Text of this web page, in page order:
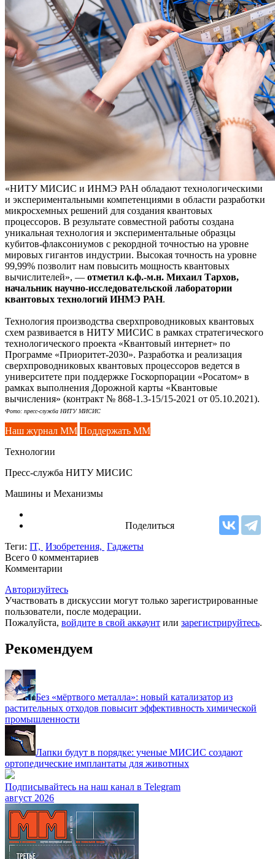
«НИТУ МИСИС и ИНМЭ РАН обладают технологическими
и экспериментальными компетенциями в области разработки
микросхемных решений для создания квантовых
процессоров. В результате совместной работы создана
уникальная технология и экспериментальные образцы
кубитов-флаксониумов с рекордной точностью на уровне
мировых гигантов индустрии. Высокая точность на уровне
99,99% позволит нам повысить мощность квантовых
вычислителей», — отметил к.ф.-м.н. Михаил Тархов,
начальник научно-исследовательской лаборатории
квантовых технологий ИНМЭ РАН.
Технология производства сверхпроводниковых квантовых
схем развивается в НИТУ МИСИС в рамках стратегического
технологического проекта «Квантовый интернет» по
Программе «Приоритет-2030». Разработка и реализация
сверхпроводниковых квантовых процессоров ведется в
университете при поддержке Госкорпорации «Росатом» в
рамках выполнения Дорожной карты «Квантовые
вычисления» (контракт № 868-1.3-15/15-2021 от 05.10.2021).
Фото: пресс-служба НИТУ МИСИС
Наш журнал ММ Поддержать ММ
Технологии
Пресс-служба НИТУ МИСИС
Машины и Механизмы
Поделиться
Теги: IT, Изобретения, Гаджеты
Всего 0 комментариев
Комментарии
Авторизуйтесь
Участвовать в дискуссии могут только зарегистрированные
пользователи, после модерации.
Пожалуйста, войдите в свой аккаунт или зарегистрируйтесь.
Рекомендуем
Без «мёртвого металла»: новый катализатор из
растительных отходов повысит эффективность химической
промышленности
Лапки будут в порядке: ученые МИСИС создают
ортопедические имплантаты для животных
Подписывайтесь на наш канал в Telegram
август 2026